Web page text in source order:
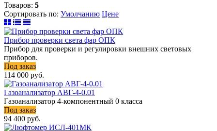
Товаров: 5
Сортировать по: Умолчанию Цене
Прибор проверки света фар ОПК
Прибор для проверки и регулировки внешних световых
приборов.
Под заказ
114 000 руб.
Газоанализатор АВГ-4-0.01
Газоанализатор 4-компонентный 0 класса
Под заказ
94 400 руб.